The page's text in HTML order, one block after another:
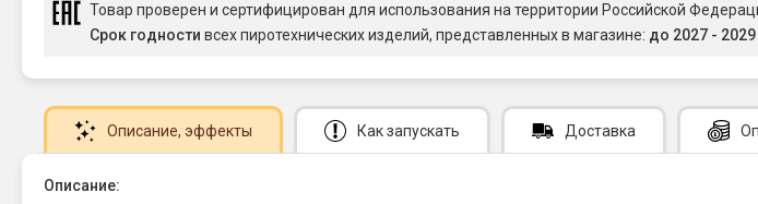
Товар проверен и сертифицирован для использования на территории Российской
Срок годности всех пиротехнических изделий, представленных в магазине: до 2027 -
Описание, эффекты Как запускать Доставка
Описание: